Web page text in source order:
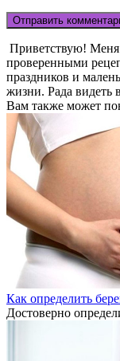
Приветствую! Меня
проверенными
праздников и
жизни. Рада видеть
Вам также может
Как определить
Достоверно